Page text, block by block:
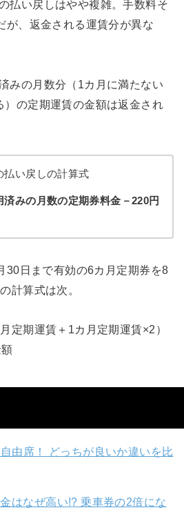
払い戻しはやや複雑。手数料そ
が、返金される運賃分が異な
みの月数分（1カ月に満たない
）の定期運賃の金額は返金され
払い戻しの計算式
みの月数の定期券料金－220円
30日まで有効の6カ月定期券を8
計算式は次。
定期運賃＋1カ月定期運賃×2）
由席！ どっちが良いか違いを比
はなぜ高い!? 乗車券の2倍にな